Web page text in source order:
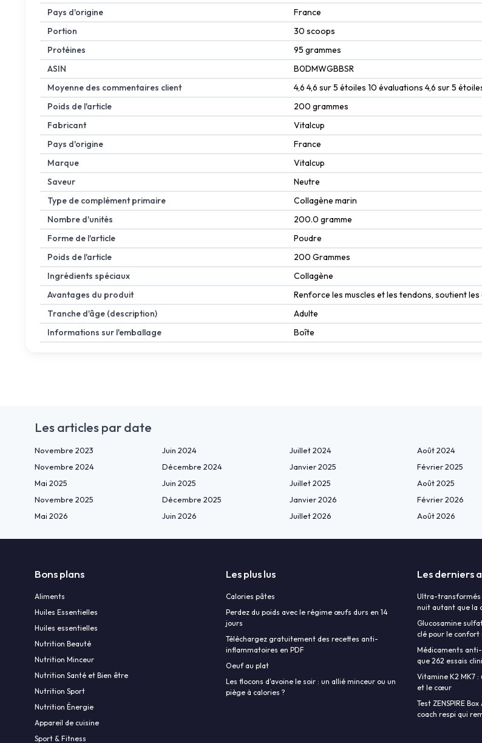
Pays d'origine
‎France
Portion
‎30 scoops
Protéines
‎95 grammes
ASIN
B0DMWGBBSR
Moyenne des commentaires client
4,6 4,6 sur 5 étoiles 10 évaluations 4,6 sur 5
Poids de l'article
200 grammes
Fabricant
Vitalcup
Pays d'origine
France
Marque
Vitalcup
Saveur
Neutre
Type de complément primaire
Collagène marin
Nombre d'unités
200.0 gramme
Forme de l'article
Poudre
Poids de l'article
200 Grammes
Ingrédients spéciaux
Collagène
Avantages du produit
Renforce les muscles et les tendons, soutient
Tranche d'âge (description)
Adulte
Informations sur l'emballage
Boîte
Les articles par date
Novembre 2023 Juin 2024 Juillet 2024 Août 2024
Novembre 2024
Décembre 2024 Janvier 2025 Février 2025
Mai 2025
Juin 2025 Juillet 2025 Août 2025
Novembre 2025
Décembre 2025 Janvier 2026 Février 2026
Mai 2026
Juin 2026 Juillet 2026 Août 2026
Bons plans
Aliments
Huiles Essentielles
Huiles essentielles
Nutrition Beauté
Nutrition Minceur
Nutrition Santé et Bien être
Nutrition Sport
Nutrition Énergie
Appareil de cuisine
Sport & Fitness
Les plus lus
Calories pâtes
Perdez du poids avec le régime œufs durs en 14
jours
Téléchargez gratuitement des recettes anti-
inflammatoires en PDF
Oeuf au plat
Les flocons d'avoine le soir : un allié minceur ou un
piège à calories ?
Les derniers
Ultra-transformés
nuit autant que la
Glucosamine
clé pour le
Médicaments
que 262 essais
Vitamine K2 MK7
et le cœur
Test ZENSPIRE
coach respi qui